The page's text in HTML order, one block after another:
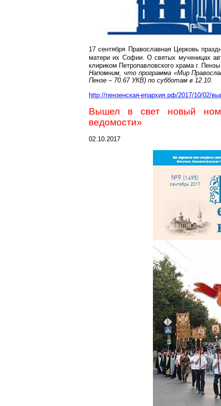
17 сентября Православная Церковь
матери их Софии. О святых мученицах
клириком Петропавловского храма г. Пензы
Напомним, что программа «Мир
Пензе – 70.67 УКВ) по субботам в 12.10.
http://пензенская-епархия.рф/2017/10/02/
Вышел в свет новый
ведомости»
02.10.2017